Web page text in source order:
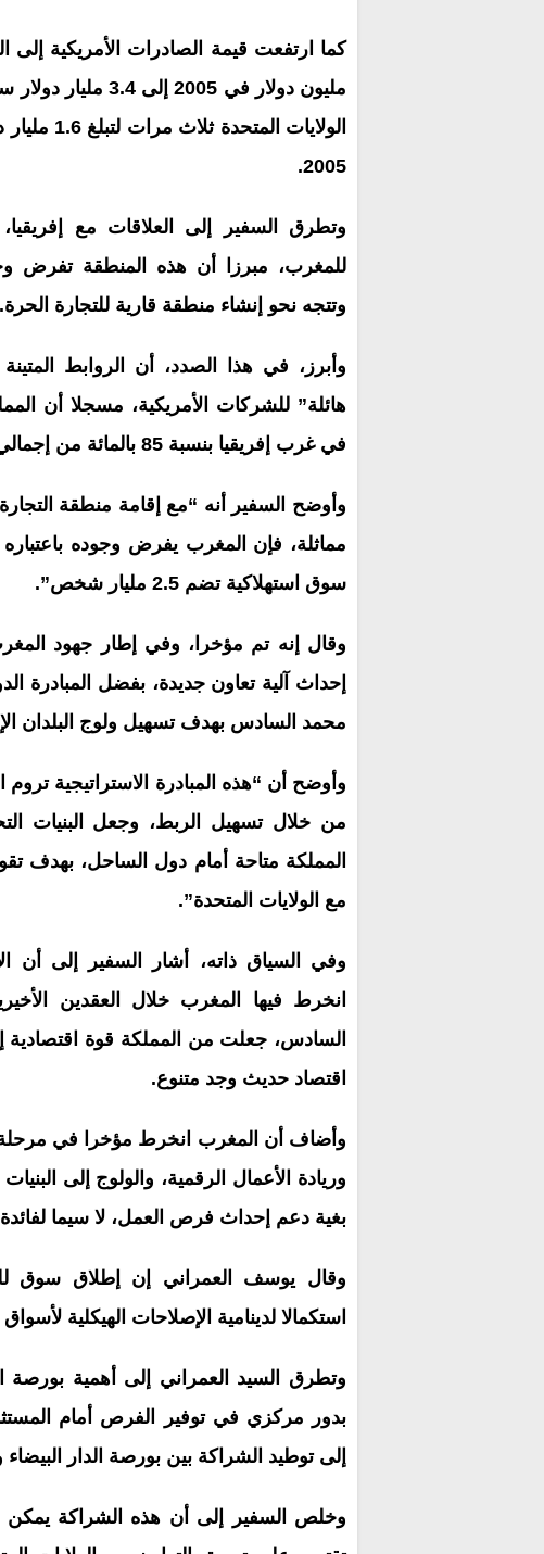
2005.
وتطرق السفير إلى العلاقات مع إفريقيا،
للمغرب، مبرزا أن هذه المنطقة تفرض
وتتجه نحو إنشاء منطقة قارية للتجارة الحرة.
وأبرز، في هذا الصدد، أن الروابط
هائلة” للشركات الأمريكية، مسجلا أن
في غرب إفريقيا بنسبة 85 بالمائة من إجمالي الاستثمارات الأجنبية المباشرة.
مماثلة، فإن المغرب يفرض وجوده
سوق استهلاكية تضم 2.5 مليار شخص”.
وقال إنه تم مؤخرا، وفي إطار جهود
إحداث آلية تعاون جديدة، بفضل المبادرة
محمد السادس بهدف تسهيل ولوج البلدان
وأوضح أن “هذه المبادرة الاستراتيجية
من خلال تسهيل الربط، وجعل البنيات
المملكة متاحة أمام دول الساحل، بهدف
مع الولايات المتحدة”.
وفي السياق ذاته، أشار السفير إلى أن
انخرط فيها المغرب خلال العقدين
السادس، جعلت من المملكة قوة اقتصادية
اقتصاد حديث وجد متنوع.
وأضاف أن المغرب انخرط مؤخرا في مرحلة
وريادة الأعمال الرقمية، والولوج إلى
بغية دعم إحداث فرص العمل، لا سيما
وقال يوسف العمراني إن إطلاق سوق
استكمالا لدينامية الإصلاحات الهيكلية
وتطرق السيد العمراني إلى أهمية بورصة
بدور مركزي في توفير الفرص أمام
إلى توطيد الشراكة بين بورصة الدار
وخلص السفير إلى أن هذه الشراكة يمكن